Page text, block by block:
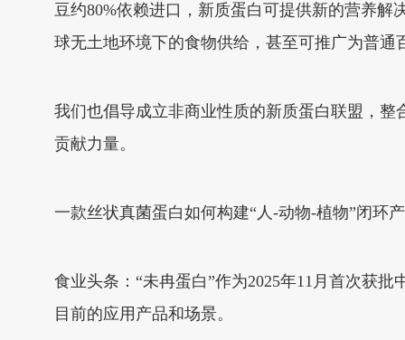
豆约80%依赖进口，新质蛋白可提供新的营养
球无土地环境下的食物供给，甚至可推广为普通
我们也倡导成立非商业性质的新质蛋白联盟，
贡献力量。
一款丝状真菌蛋白如何构建“人-动物-植物”闭环
食业头条：“未冉蛋白”作为2025年11月首次获
目前的应用产品和场景。